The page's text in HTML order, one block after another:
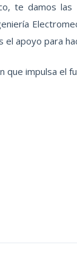
te damos
apoyo para
que impulsa el